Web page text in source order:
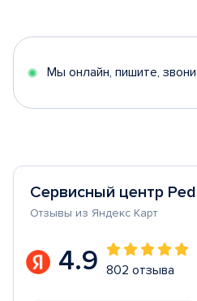
5
Мы онлайн, пишите,
Сервисный центр
Отзывы из Яндекс Карт
4.9 802 отзыва